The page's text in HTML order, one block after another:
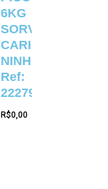
6KG
SORVETERIA
CARIOCA
NINHO
Ref:
22279
R$0,00